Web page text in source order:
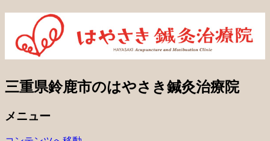
三重県鈴鹿市のはやさき鍼灸治療院
メニュー